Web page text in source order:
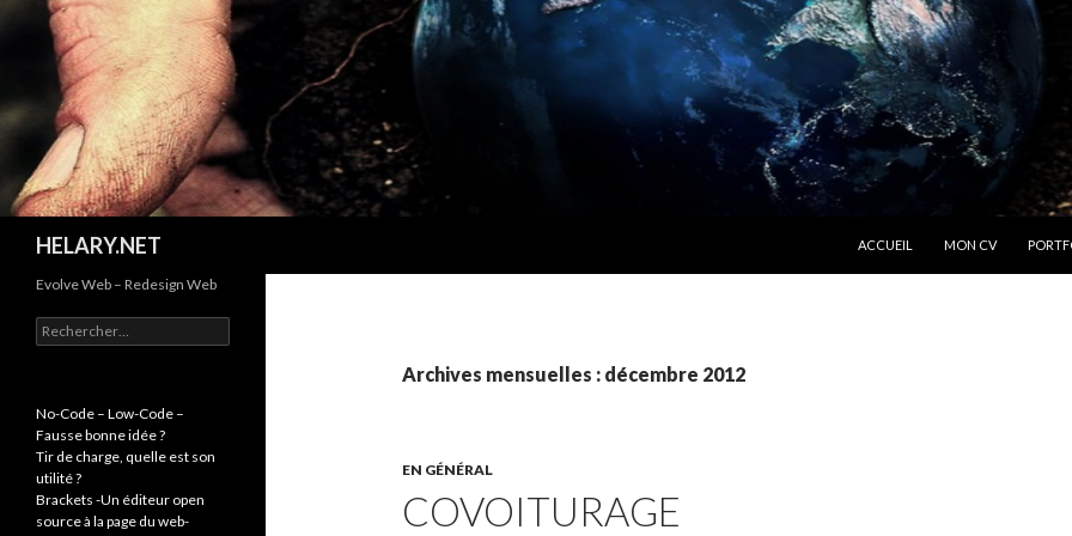
HELARY.NET
ACCUEIL
MON CV
Archives mensuelles : décembre 2012
EN GÉNÉRAL
COVOITURAGE
Evolve Web – Redesign Web
R
e
e
r
c
h
e
r
No-Code – Low-Code –
Fausse bonne idée ?
Tir de charge, quelle est son
utilité ?
Brackets -Un éditeur open
source à la page du web-